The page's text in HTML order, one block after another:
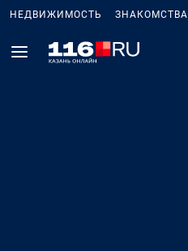
НЕДВИЖИМОСТЬ ЗНАКОМСТВА